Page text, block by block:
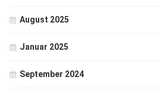
August 2025
Januar 2025
September 2024